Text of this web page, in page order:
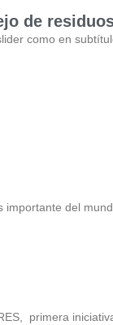
de
como en
del
primera